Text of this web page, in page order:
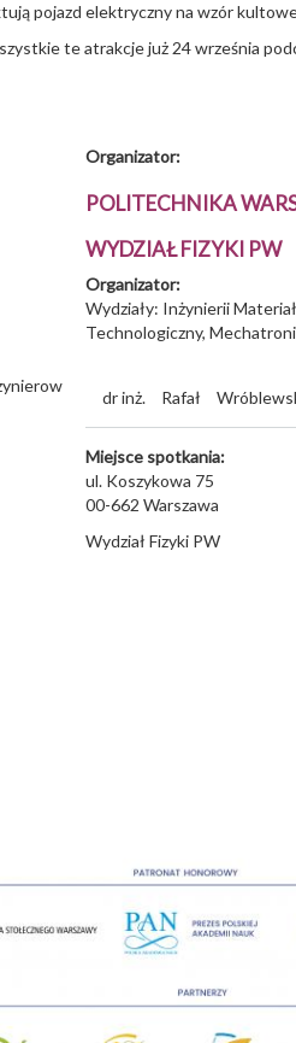
pojazd elektryczny na wzór
te atrakcje już 24 września
Organizator:
POLITECHNIKA
WYDZIAŁ FIZYKI PW
Organizator:
Wydziały: Inżynierii
Technologiczny,
dr inż. Rafał
Miejsce spotkania:
ul. Koszykowa 75
00-662 Warszawa
Wydział Fizyki PW